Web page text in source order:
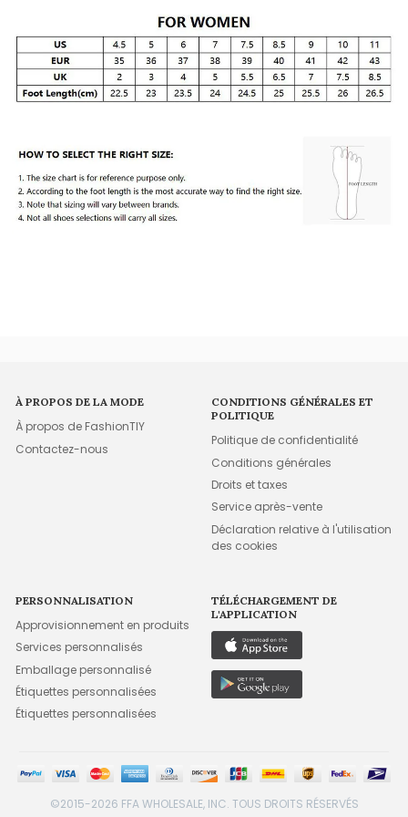
À PROPOS DE LA MODE
À propos de FashionTIY
Contactez-nous
CONDITIONS GÉNÉRALES ET
POLITIQUE
Politique de confidentialité
Conditions générales
Droits et taxes
Service après-vente
Déclaration relative à l'utilisation
des cookies
PERSONNALISATION
Approvisionnement en produits
Services personnalisés
Emballage personnalisé
Étiquettes personnalisées
Étiquettes personnalisées
TÉLÉCHARGEMENT DE
L'APPLICATION
©2015-2026 FFA WHOLESALE, INC. TOUS DROITS RÉSERVÉS